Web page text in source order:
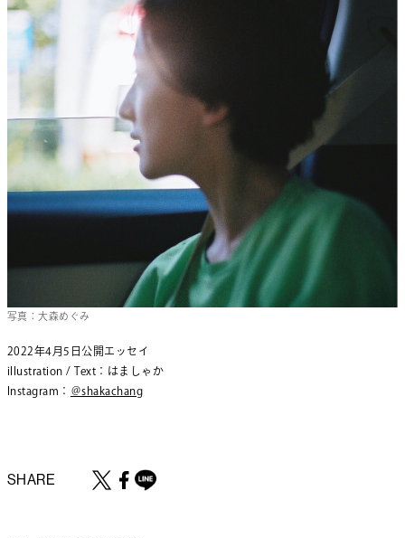
写真：大森めぐみ
2022年4月5日公開エッセイ
illustration / Text：はましゃか
Instagram： ＠shakachang
SHARE